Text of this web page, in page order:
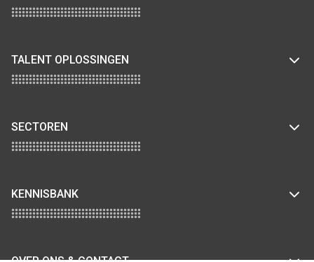
TALENT OPLOSSINGEN
SECTOREN
KENNISBANK